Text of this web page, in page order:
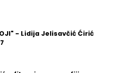
- Lidija Jelisavčić Ćirić